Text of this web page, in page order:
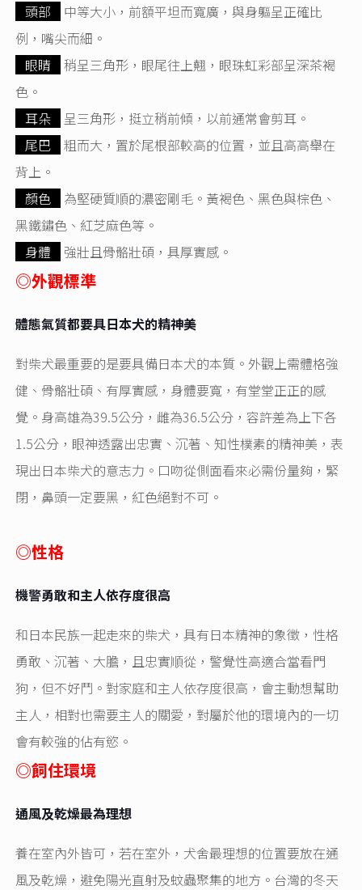
頭部
中等大小，前額平坦而寬廣，與身軀呈正確比
例，嘴尖而細。
眼睛
稍呈三角形，眼尾往上翹，眼珠虹彩部呈深茶褐
色。
耳朵
呈三角形，挺立稍前傾，以前通常會剪耳。
尾巴
粗而大，置於尾根部較高的位置，並且高高舉在
背上。
顏色
為堅硬質順的濃密剛毛。黃褐色、黑色與棕色、
黑鐵鏽色、紅芝麻色等。
身體
強壯且骨骼壯碩，具厚實感。
◎外觀標準
體態氣質都要具日本犬的精神美
對柴犬最重要的是要具備日本犬的本質。外觀上需體格強
健、骨骼壯碩、有厚實感，身體要寬，有堂堂正正的感
覺。身高雄為39.5公分，雌為36.5公分，容許差為上下各
1.5公分，眼神透露出忠實、沉著、知性樸素的精神美，表
現出日本柴犬的意志力。口吻從側面看來必需份量夠，緊
閉，鼻頭一定要黑，紅色絕對不可。
◎性格
機警勇敢和主人依存度很高
和日本民族一起走來的柴犬，具有日本精神的象徵，性格
勇敢、沉著、大膽，且忠實順從，警覺性高適合當看門
狗，但不好鬥。對家庭和主人依存度很高，會主動想幫助
主人，相對也需要主人的關愛，對屬於他的環境內的一切
會有較強的佔有慾。
◎飼住環境
通風及乾燥最為理想
養在室內外皆可，若在室外，犬舍最理想的位置要放在通
風及乾燥，避免陽光直射及蚊蟲聚集的地方。台灣的冬天